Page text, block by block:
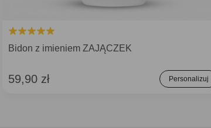
Bidon z imieniem ZAJĄCZEK
59,90 zł Personalizuj